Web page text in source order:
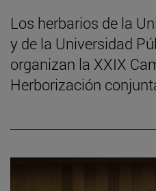
Los herbarios de la
y de la Universidad
organizan la XXIX
Herborización